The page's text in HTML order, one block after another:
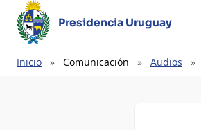
Presidencia Uruguay
Ruta
Inicio Comunicación Audios